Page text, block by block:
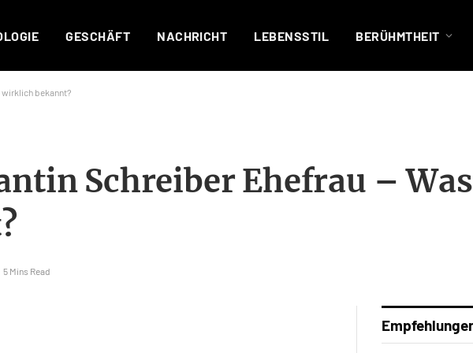
GESCHÄFT NACHRICHT LEBENSSTIL BERÜHMTHEIT
wirklich bekannt?
Schreiber Ehefrau – Was
5 Mins Read